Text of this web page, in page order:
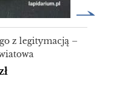
z legitymacją –